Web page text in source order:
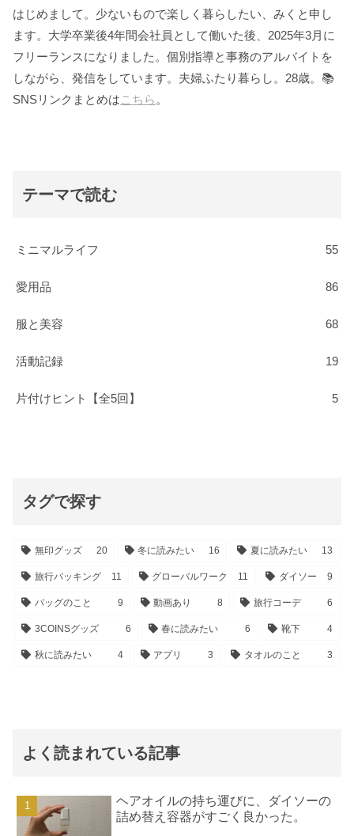
はじめまして。少ないもので楽しく暮らしたい、みくと申し
ます。大学卒業後4年間会社員として働いた後、2025年3月に
フリーランスになりました。個別指導と事務のアルバイトを
しながら、発信をしています。夫婦ふたり暮らし。28歳。📚
SNSリンクまとめはこちら 。
テーマで読む
ミニマルライフ 55
愛用品 86
服と美容 68
活動記録 19
片付けヒント【全5回】 5
タグで探す
無印グッズ 20 冬に読みたい 16 夏に読みたい 13
旅行パッキング 11 グローバルワーク 11 ダイソー 9
バッグのこと 9 動画あり 8 旅行コーデ 6
3COINSグッズ 6 春に読みたい 6 靴下 4
秋に読みたい 4 アプリ 3 タオルのこと 3
よく読まれている記事
ヘアオイルの持ち運びに、ダイソーの
詰め替え容器がすごく良かった。